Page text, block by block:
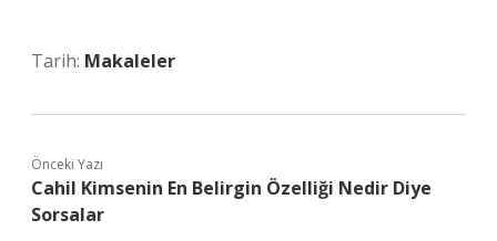
Tarih: Makaleler
Önceki Yazı
Cahil Kimsenin En Belirgin Özelliği Nedir Diye
Sorsalar